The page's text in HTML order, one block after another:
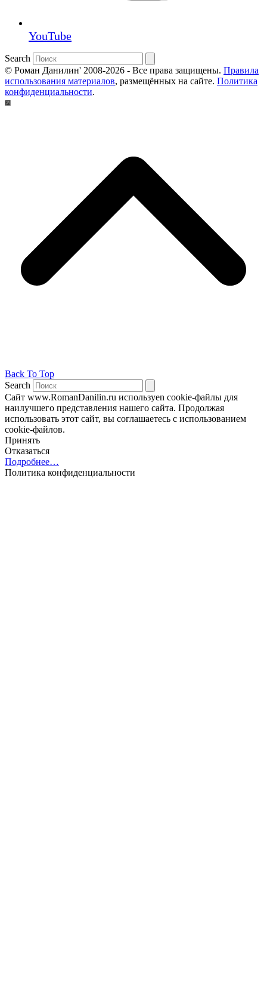
YouTube
Search
© Роман Данилин' 2008-2026 - Все права защищены. Правила
использования материалов, размещённых на сайте. Политика
конфиденциальности.
Back To Top
Search
Сайт www.RomanDanilin.ru используеn cookie-файлы для
наилучшего представления нашего сайта. Продолжая
использовать этот сайт, вы соглашаетесь с использованием
cookie-файлов.
Принять
Отказаться
Подробнее…
Политика конфиденциальности